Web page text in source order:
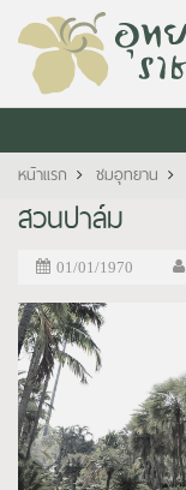
หน้าแรก ชมอุทยาน
สวนปาล์ม
01/01/1970